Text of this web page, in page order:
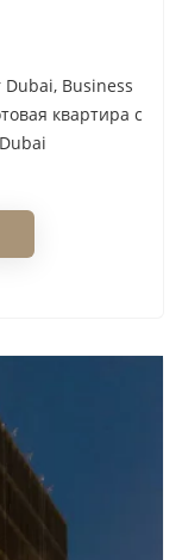
Business
квартира с